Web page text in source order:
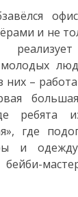
и не
молодых
них –
ребята
где
и